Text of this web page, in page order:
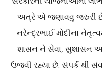
અત્રે એ જણાવવુ જરુરી
નરેન્દ્રભાઈ મોદીના
શાસન ને સેવા, સુશાસન
ઉજવી રહ્યા છે. સંપર્ક થી